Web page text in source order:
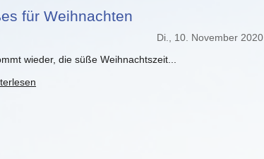
für Weihnachten
Di., 10. November 2020
wieder, die süße Weihnachtszeit...